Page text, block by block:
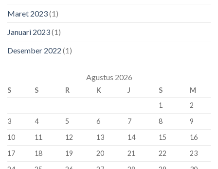
Maret 2023(1)
Januari 2023(1)
Desember 2022 (1)
Agustus 2026
S S R K J S
M
1
2
3
4 5 6 7 8
9
10
11 12 13 14 15
16
17
18 19 20 21 22
23